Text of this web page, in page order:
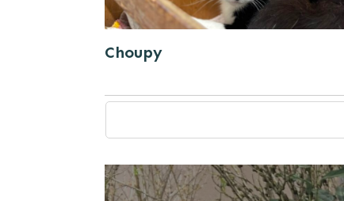
Choupy